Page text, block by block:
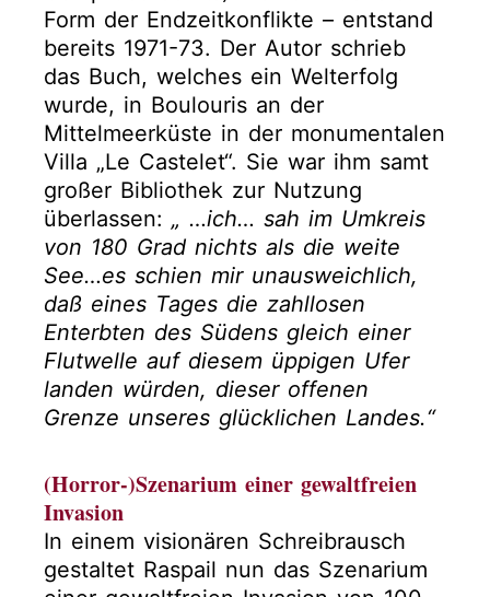
Form der Endzeitkonflikte – entstand
bereits 1971-73. Der Autor schrieb
das Buch, welches ein Welterfolg
wurde, in Boulouris an der
Mittelmeerküste in der monumentalen
Villa „Le Castelet“. Sie war ihm samt
großer Bibliothek zur Nutzung
überlassen: „ …ich… sah im Umkreis
von 180 Grad nichts als die weite
See…es schien mir unausweichlich,
daß eines Tages die zahllosen
Enterbten des Südens gleich einer
Flutwelle auf diesem üppigen Ufer
landen würden, dieser offenen
Grenze unseres glücklichen Landes.“
(Horror-)Szenarium einer gewaltfreien
Invasion
In einem visionären Schreibrausch
gestaltet Raspail nun das Szenarium